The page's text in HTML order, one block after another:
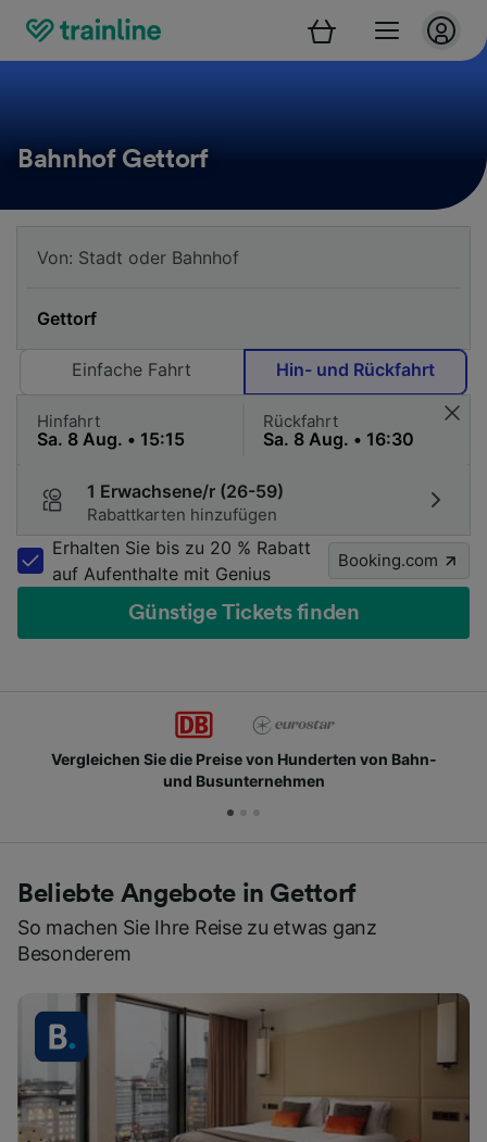
Bahnhof Gettorf
Einfache Fahrt Hin- und Rückfahrt
Hinfahrt Rückfahrt
1 Erwachsene/r (26-59)
Rabattkarten hinzufügen
Erhalten Sie bis zu 20 % Rabatt
auf Aufenthalte mit Genius
Booking.com
Günstige Tickets finden
Vergleichen Sie die Preise von Hunderten von Bahn-
und Busunternehmen
Beliebte Angebote in Gettorf
So machen Sie Ihre Reise zu etwas ganz
Besonderem